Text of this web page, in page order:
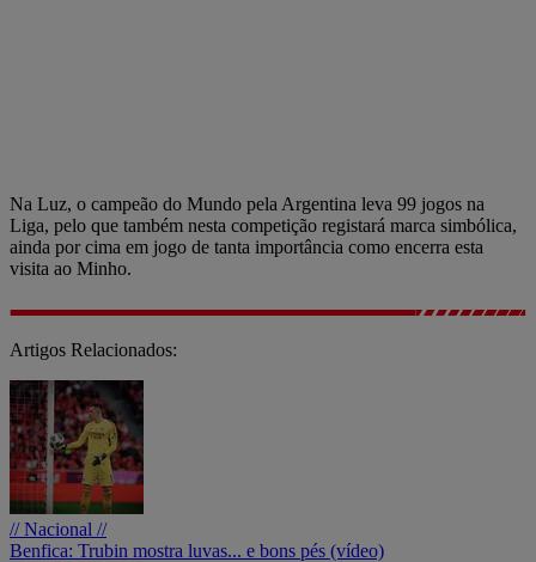
Na Luz, o campeão do Mundo pela Argentina leva 99 jogos na
Liga, pelo que também nesta competição registará marca simbólica,
ainda por cima em jogo de tanta importância como encerra esta
visita ao Minho.
Artigos Relacionados:
// Nacional //
Benfica: Trubin mostra luvas... e bons pés (vídeo)